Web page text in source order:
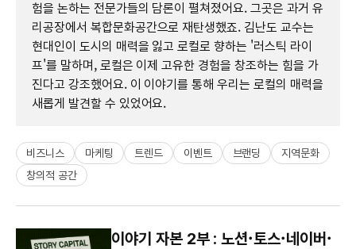
험을 논하는 전문가들의 담론이 펼쳐졌어요. 그곳은 과거 유
리공장에서 복합문화공간으로 재탄생했죠. 김난도 교수는
현대인이 도시의 매력을 잃고 로컬로 향하는 '러스틱 라이
프'를 말하며, 로컬은 이제 고유한 경험을 창조하는 힘을 가
진다고 강조했어요. 이 이야기를 통해 우리는 로컬의 매력을
새롭게 발견할 수 있었어요.
비즈니스 마케팅 트렌드 이벤트 브랜딩
지역문화
창의적 공간
이야기 자본 2부 : 노션·토스·네이버·